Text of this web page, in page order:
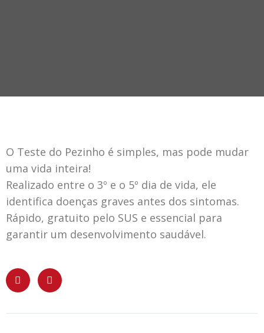
O Teste do Pezinho é simples, mas pode mudar
uma vida inteira!
Realizado entre o 3º e o 5º dia de vida, ele
identifica doenças graves antes dos sintomas.
Rápido, gratuito pelo SUS e essencial para
garantir um desenvolvimento saudável.